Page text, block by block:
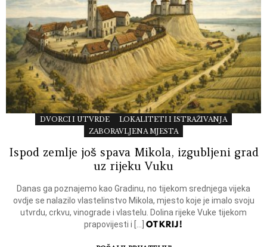
DVORCI I UTVRDE
LOKALITETI I ISTRAŽIVANJA
ZABORAVLJENA MJESTA
Ispod zemlje još spava Mikola, izgubljeni grad
uz rijeku Vuku
Danas ga poznajemo kao Gradinu, no tijekom srednjega vijeka
ovdje se nalazilo vlastelinstvo Mikola, mjesto koje je imalo svoju
utvrdu, crkvu, vinograde i vlastelu. Dolina rijeke Vuke tijekom
prapovijesti i […] OTKRIJ!